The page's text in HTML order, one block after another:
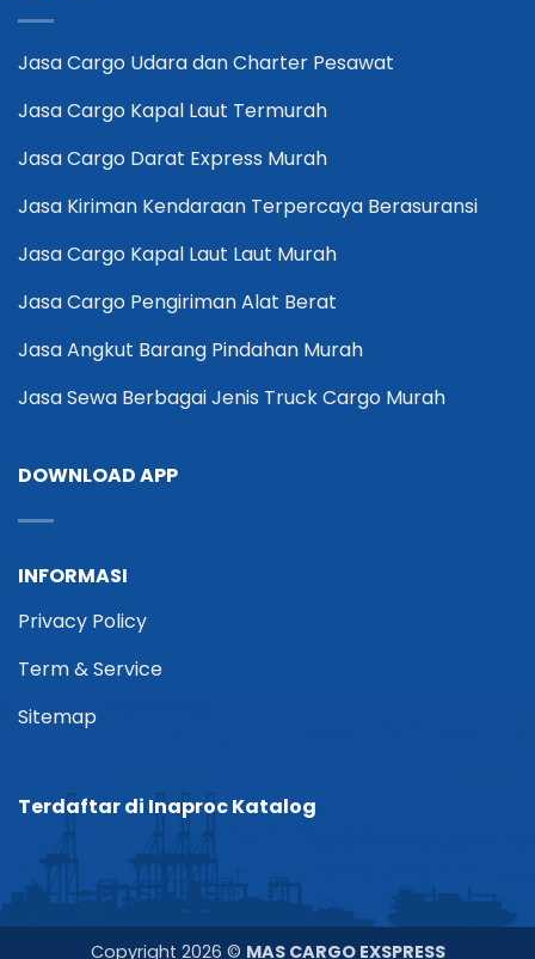
Jasa Cargo Udara dan Charter Pesawat
Jasa Cargo Kapal Laut Termurah
Jasa Cargo Darat Express Murah
Jasa Kiriman Kendaraan Terpercaya Berasuransi
Jasa Cargo Kapal Laut Laut Murah
Jasa Cargo Pengiriman Alat Berat
Jasa Angkut Barang Pindahan Murah
Jasa Sewa Berbagai Jenis Truck Cargo Murah
DOWNLOAD APP
INFORMASI
Privacy Policy
Term & Service
Sitemap
Terdaftar di Inaproc Katalog
Copyright 2026 © MAS CARGO EXSPRESS